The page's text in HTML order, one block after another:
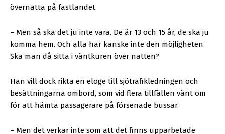
övernatta på fastlandet.
– Men så ska det ju inte vara. De är 13 och 15 år, de ska ju
komma hem. Och alla har kanske inte den möjligheten.
Ska man då sitta i väntkuren över natten?
Han vill dock rikta en eloge till sjötrafikledningen och
besättningarna ombord, som vid flera tillfällen vänt om
för att hämta passagerare på försenade bussar.
– Men det verkar inte som att det finns upparbetade